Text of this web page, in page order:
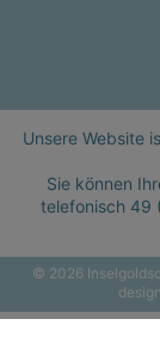
Unsere Website
Sie können
telefonisch 49
© 2026